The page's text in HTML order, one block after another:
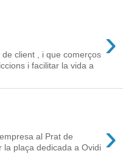
›
client , i que comerços
i facilitar la vida a
›
al Prat de
la plaça dedicada a Ovidi